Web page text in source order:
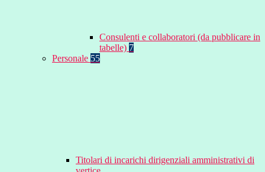
Consulenti e collaboratori (da pubblicare in
tabelle) 7
Personale 55
Titolari di incarichi dirigenziali amministrativi di